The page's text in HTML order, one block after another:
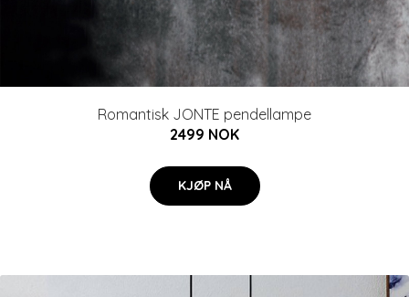
Romantisk JONTE pendellampe
2499 NOK
KJØP NÅ